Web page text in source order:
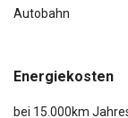
Autobahn
Energiekosten
bei 15.000km